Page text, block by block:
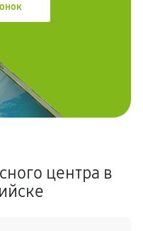
центра в